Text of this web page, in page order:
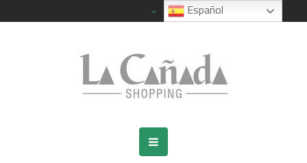
Español